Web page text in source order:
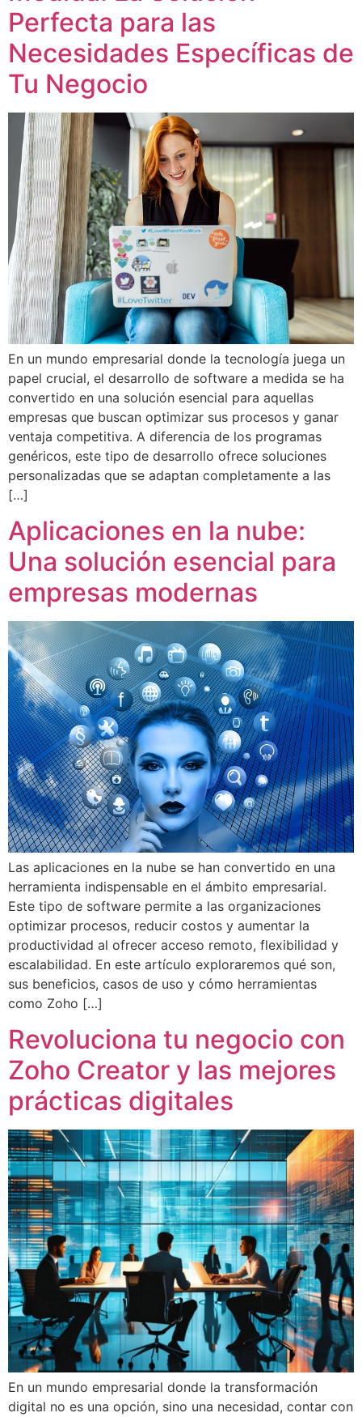
Perfecta para las
Necesidades Específicas de
Tu Negocio
En un mundo empresarial donde la tecnología juega un
papel crucial, el desarrollo de software a medida se ha
convertido en una solución esencial para aquellas
empresas que buscan optimizar sus procesos y ganar
ventaja competitiva. A diferencia de los programas
genéricos, este tipo de desarrollo ofrece soluciones
personalizadas que se adaptan completamente a las
[…]
Aplicaciones en la nube:
Una solución esencial para
empresas modernas
Las aplicaciones en la nube se han convertido en una
herramienta indispensable en el ámbito empresarial.
Este tipo de software permite a las organizaciones
optimizar procesos, reducir costos y aumentar la
productividad al ofrecer acceso remoto, flexibilidad y
escalabilidad. En este artículo exploraremos qué son,
sus beneficios, casos de uso y cómo herramientas
como Zoho […]
Revoluciona tu negocio con
Zoho Creator y las mejores
prácticas digitales
En un mundo empresarial donde la transformación
digital no es una opción, sino una necesidad, contar con